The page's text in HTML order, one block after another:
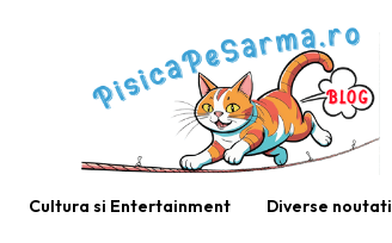
Cultura si Entertainment Diverse noutati